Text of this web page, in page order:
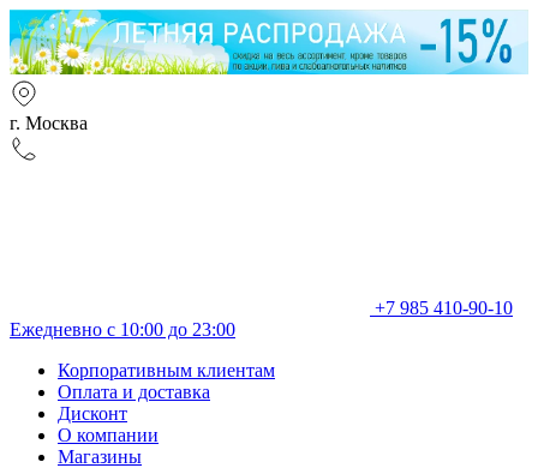
г. Москва
+7 985 410-90-10
Ежедневно с 10:00 до 23:00
Корпоративным клиентам
Оплата и доставка
Дисконт
О компании
Магазины